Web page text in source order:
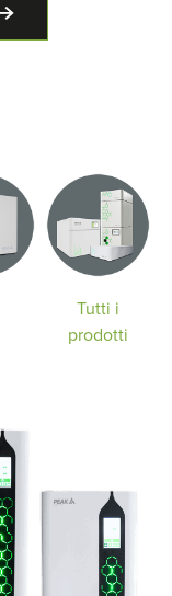
Tutti i
prodotti